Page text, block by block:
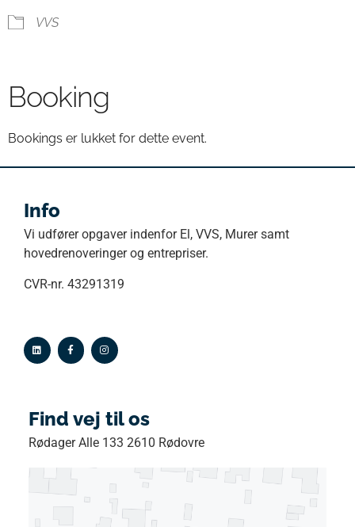
VVS
Booking
Bookings er lukket for dette event.
Info
Vi udfører opgaver indenfor El, VVS, Murer samt
hovedrenoveringer og entrepriser.
CVR-nr. 43291319
Find vej til os
Rødager Alle 133 2610 Rødovre